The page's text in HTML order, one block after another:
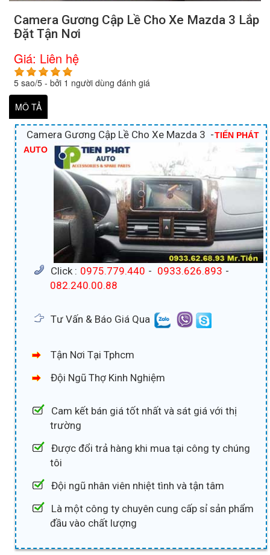
Camera Gương Cập Lề Cho Xe Mazda 3 Lắp
Đặt Tận Nơi
Giá: Liên hệ
5 sao/5 - bởi 1 người dùng đánh giá
MÔ TẢ
Camera Gương Cập Lề Cho Xe Mazda 3 -TIẾN PHÁT
AUTO
Click : 0975.779.440 - 0933.626.893 -
082.240.00.88
Tư Vấn & Báo Giá Qua
Tận Nơi Tại Tphcm
Đội Ngũ Thợ Kinh Nghiệm
Cam kết bán giá tốt nhất và sát giá với thị
trường
Được đổi trả hàng khi mua tại công ty chúng
tôi
Đội ngũ nhân viên nhiệt tình và tận tâm
Là một công ty chuyên cung cấp sỉ sản phẩm
đầu vào chất lượng